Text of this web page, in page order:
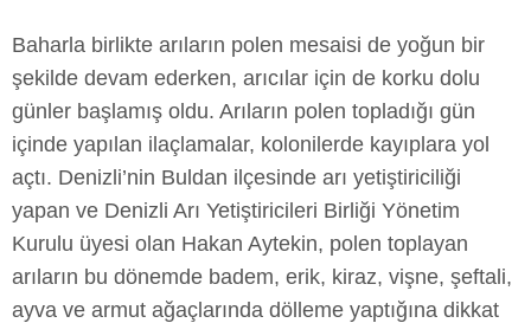
Baharla birlikte arıların polen mesaisi de yoğun bir
şekilde devam ederken, arıcılar için de korku dolu
günler başlamış oldu. Arıların polen topladığı gün
içinde yapılan ilaçlamalar, kolonilerde kayıplara yol
açtı. Denizli’nin Buldan ilçesinde arı yetiştiriciliği
yapan ve Denizli Arı Yetiştiricileri Birliği Yönetim
Kurulu üyesi olan Hakan Aytekin, polen toplayan
arıların bu dönemde badem, erik, kiraz, vişne, şeftali,
ayva ve armut ağaçlarında dölleme yaptığına dikkat